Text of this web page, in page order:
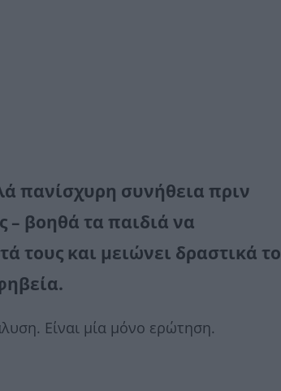
πανίσχυρη συνήθεια πριν
– βοηθά τα παιδιά να
τους και μειώνει δραστικά το
Είναι μία μόνο ερώτηση.